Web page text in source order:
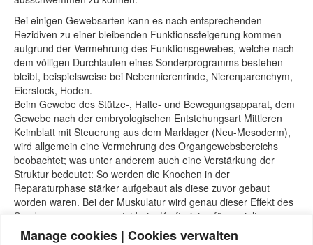
Manage cookies | Cookies verwalten
Bei einigen Gewebsarten kann es nach entsprechenden
Rezidiven zu einer bleibenden Funktionssteigerung kommen
aufgrund der Vermehrung des Funktionsgewebes, welche nach
dem völligen Durchlaufen eines Sonderprogramms bestehen
bleibt, beispielsweise bei Nebennierenrinde, Nierenparenchym,
Eierstock, Hoden.
Beim Gewebe des Stütze-, Halte- und Bewegungsapparat, dem
Gewebe nach der embryologischen Entstehungsart Mittleren
Keimblatt mit Steuerung aus dem Marklager (Neu-Mesoderm),
wird allgemein eine Vermehrung des Organgewebsbereichs
beobachtet; was unter anderem auch eine Verstärkung der
Struktur bedeutet: So werden die Knochen in der
Reparaturphase stärker aufgebaut als diese zuvor gebaut
worden waren. Bei der Muskulatur wird genau dieser Effekt des
Sonderprogramms genutzt beim Kraftraining für gezielten
„Muskelaufbau“.